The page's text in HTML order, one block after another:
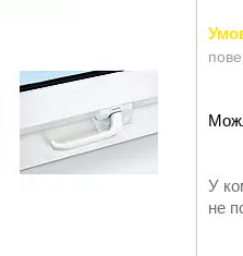
У
не